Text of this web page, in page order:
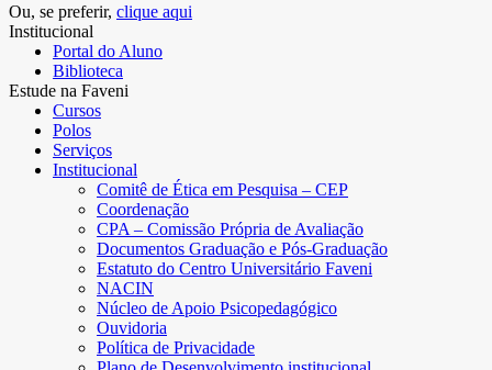
Ou, se preferir, clique aqui
Institucional
Portal do Aluno
Biblioteca
Estude na Faveni
Cursos
Polos
Serviços
Institucional
Comitê de Ética em Pesquisa – CEP
Coordenação
CPA – Comissão Própria de Avaliação
Documentos Graduação e Pós-Graduação
Estatuto do Centro Universitário Faveni
NACIN
Núcleo de Apoio Psicopedagógico
Ouvidoria
Política de Privacidade